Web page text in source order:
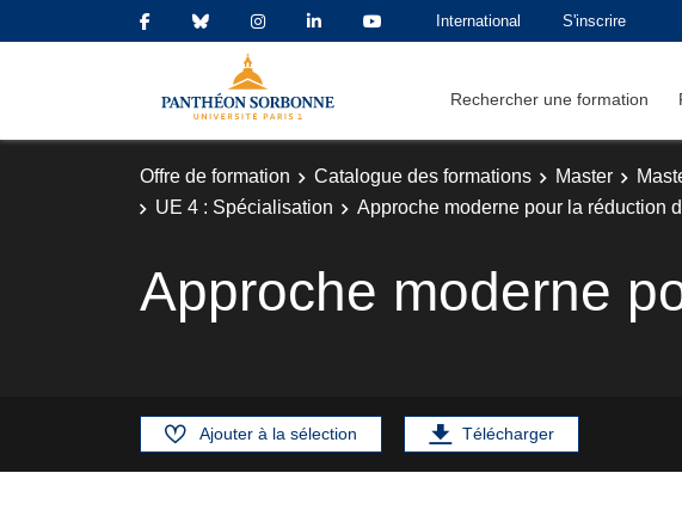
International S'inscrire
Rechercher une formation
Offre de formation Catalogue des formations Master
UE 4 : Spécialisation
Approche moderne pour la réduction
Approche moderne
Ajouter à la sélection Télécharger